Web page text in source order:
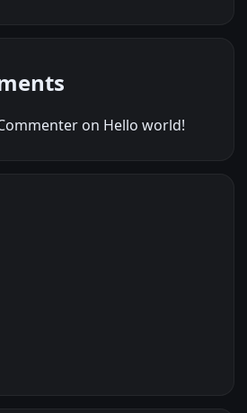
on Hello world!